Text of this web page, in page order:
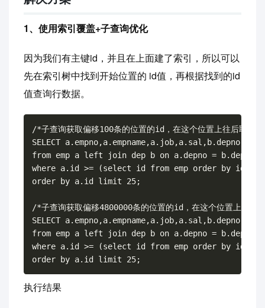
1、使用索引覆盖+子查询优化
因为我们有主键id，并且在上面建了索引，所以可以
先在索引树中找到开始位置的 id值，再根据找到的id
值查询行数据。
/*子查询获取偏移100条的位置的id，在这个位置上往后取
SELECT
from emp a left join dep b on a.depno = b.depno
where a.id >= (select id from emp order by id
order by a.id limit 25;
/*子查询获取偏移4800000条的位置的id，在这个位置上往后
SELECT
from emp a left join dep b on a.depno = b.depno
where a.id >= (select id from emp order by id
执行结果